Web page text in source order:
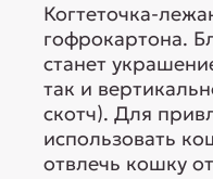
Когтеточка-
гофрокартона.
станет
так и
скотч). Для
использовать
отвлечь кошку